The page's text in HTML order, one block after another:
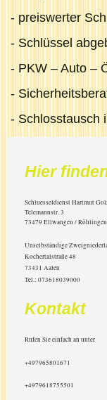
- preiswerter
- Schlüssel
- PKW – Auto –
-
- Schlosstausch
Hier
Schluesseldienst Hartmut
Telemannstr.3
73479Ellwangen / Röhlingen
Unselbständige
Kochertalstraße 48
73431 Aalen
Tel.: 073618039000
Kontakt
Rufen Sie einfach an unter
+497965801671
+4979618755501